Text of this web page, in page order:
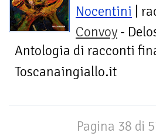
Nocentini |
Convoy -
Antologia di racconti
Toscanaingiallo.it
Pagina 38 di